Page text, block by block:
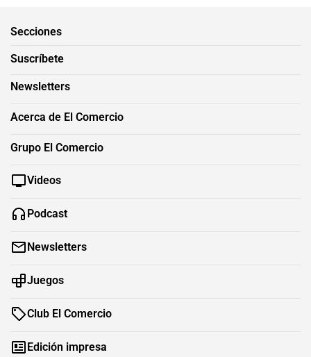
Secciones
Suscríbete
Newsletters
Acerca de El Comercio
Grupo El Comercio
Videos
Podcast
Newsletters
Juegos
Club El Comercio
Edición impresa